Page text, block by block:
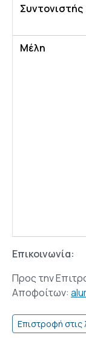
Συντονιστής
Μέλη
Επικοινωνία:
Προς την
Αποφοίτων: